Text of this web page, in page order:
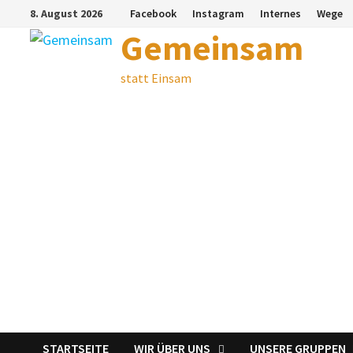
Inhalt
8. August 2026 Facebook Instagram Internes Wege
Gemeinsam
statt Einsam
STARTSEITE WIR ÜBER UNS UNSERE GRUPPEN